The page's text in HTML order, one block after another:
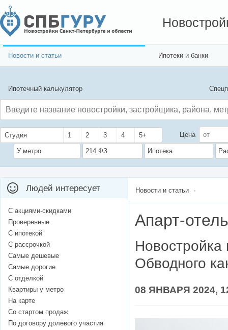
Новости и статьи Ипотеки и банки
Ипотечный калькулятор
Студия 1 2 3 4 5+ Цена
У метро 214 ФЗ Ипотека
Новости и статьи
Апарт-
Новостройка
Обводного
08 ЯНВАРЯ 2024,
Людей интересует
С акциями-скидками
Проверенные
С ипотекой
С рассрочкой
Самые дешевые
Самые дорогие
С отделкой
Квартиры у метро
На карте
Со стартом продаж
По договору долевого участия